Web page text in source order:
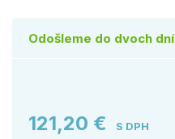
Odošleme do dvoch dní
121,20 € S DPH